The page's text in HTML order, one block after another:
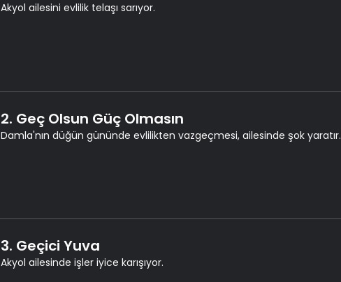
Akyol ailesini evlilik telaşı sarıyor.
2. Geç Olsun Güç Olmasın
Damla'nın düğün gününde evlilikten vazgeçmesi, ailesinde şok yaratır.
3. Geçici Yuva
Akyol ailesinde işler iyice karışıyor.